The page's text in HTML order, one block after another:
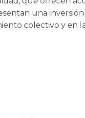
una
colectivo y en